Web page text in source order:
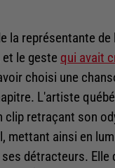
la représentante de
et le geste qui avait
choisi une
L'artiste
clip retraçant son
mettant ainsi en
détracteurs. Elle